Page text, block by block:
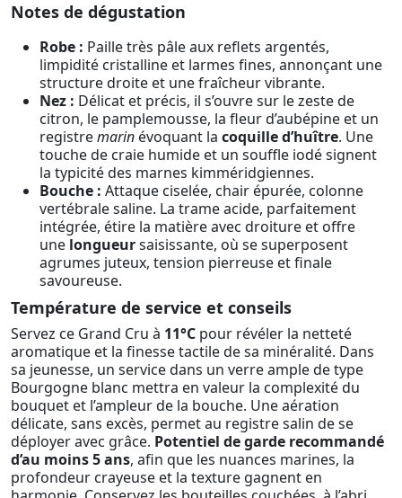
Notes de dégustation
Robe : Paille très pâle aux reflets argentés,
limpidité cristalline et larmes fines, annonçant une
structure droite et une fraîcheur vibrante.
Nez : Délicat et précis, il s’ouvre sur le zeste de
citron, le pamplemousse, la fleur d’aubépine et un
registremarin évoquant la coquille d’huître. Une
touche de craie humide et un souffle iodé signent
la typicité des marnes kimméridgiennes.
Bouche : Attaque ciselée, chair épurée, colonne
vertébrale saline. La trame acide, parfaitement
intégrée, étire la matière avec droiture et offre
une longueursaisissante, où se superposent
agrumes juteux, tension pierreuse et finale
savoureuse.
Température de service et conseils
Servez ce Grand Cru à 11°C pour révéler la netteté
aromatique et la finesse tactile de sa minéralité. Dans
sa jeunesse, un service dans un verre ample de type
Bourgogne blanc mettra en valeur la complexité du
bouquet et l’ampleur de la bouche. Une aération
délicate, sans excès, permet au registre salin de se
déployer avec grâce. Potentiel de garde recommandé
d’au moins 5 ans, afin que les nuances marines, la
profondeur crayeuse et la texture gagnent en